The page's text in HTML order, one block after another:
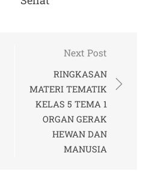
Next Post
RINGKASAN
MATERI TEMATIK
KELAS 5 TEMA 1
ORGAN GERAK
HEWAN DAN
MANUSIA